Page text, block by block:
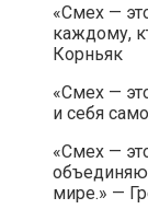
«Смех —
каждому,
Корньяк
«Смех —
и себя
«Смех —
мире.» —